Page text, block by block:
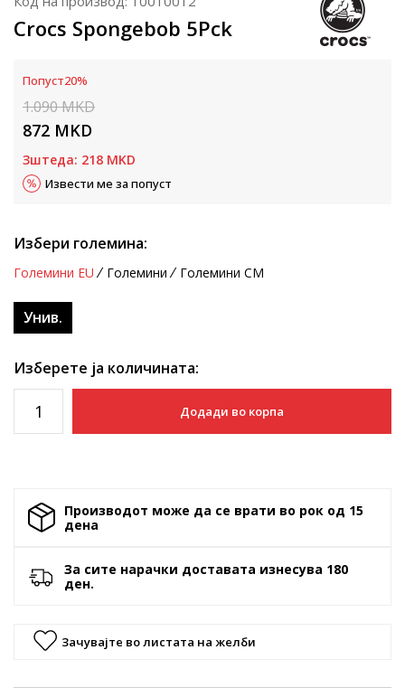
Crocs Spongebob 5Pck
Попуст20%
1.090MKD
872 MKD
Зштеда: 218 MKD
Извести ме за попуст
Избери големина:
Големини EU Големини Големини CM
Унив.
Изберете ја количината:
Додади во корпа
Производот може да се врати во рок од 15
денa
За сите нарачки доставата изнесува 180
ден.
Зачувајте во листата на желби